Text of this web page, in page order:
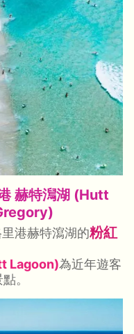
赫特澙湖 (Hutt
港赫特瀉湖的粉紅
Lagoon)為近年遊客
。